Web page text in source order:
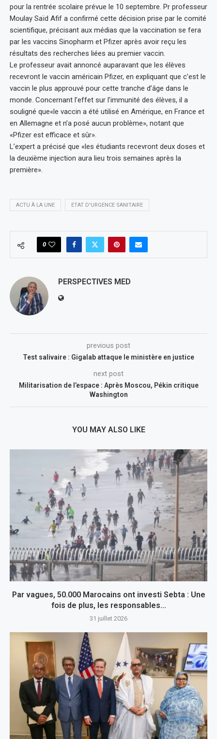
pour la rentrée scolaire prévue le 10 septembre. Pr professeur
Moulay Saïd Afif a confirmé cette décision prise par le comité
scientifique, précisant aux médias que la vaccination se fera
par les vaccins Sinopharm et Pfizer après avoir reçu les
résultats des recherches liées au premier vaccin.
Le professeur avait annoncé auparavant que les élèves
recevront le vaccin américain Pfizer, en expliquant que c’est le
vaccin le plus approuvé pour cette tranche d’âge dans le
monde. Concernant l’effet sur l’immunité des élèves, il a
souligné que«le vaccin a été utilisé en Amérique, en France et
en Allemagne et n’a posé aucun problème», notant que
«Pfizer est efficace et sûr».
L’expert a précisé que «les étudiants recevront deux doses et
la deuxième injection aura lieu trois semaines après la
première».
ACTU À LA UNE ETAT D'URGENCE SANITAIRE
0
PERSPECTIVES MED
previous post
Test salivaire : Gigalab attaque le ministère en justice
next post
Militarisation de l’espace : Après Moscou, Pékin critique
Washington
YOU MAY ALSO LIKE
Par vagues, 50.000 Marocains ont investi Sebta : Une
fois de plus, les responsables...
31 juillet 2026